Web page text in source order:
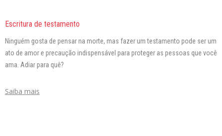
Escritura de testamento
Ninguém gosta de pensar na morte, mas fazer um testamento pode ser um
ato de amor e precaução indispensável para proteger as pessoas que você
ama. Adiar para quê?
Saiba mais